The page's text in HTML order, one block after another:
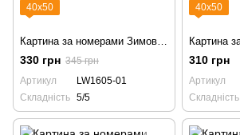
40х50
330 грн 345 грн
Артикул
LW1605-01
Складність 5/5
40х50
310 грн
Артикул
Складність